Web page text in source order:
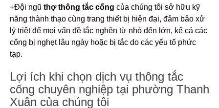
+Đội ngũ thợ thông tắc cống của chúng tôi sở hữu kỹ
năng thành thạo cùng trang thiết bị hiện đại, đảm bảo xử
lý triệt để mọi vấn đề tắc nghẽn từ nhỏ đến lớn, kể cả các
cống bị nghẹt lâu ngày hoặc bị tắc do các yếu tố phức
tạp.
Lợi ích khi chọn dịch vụ thông tắc
cống chuyên nghiệp tại phường Thanh
Xuân của chúng tôi